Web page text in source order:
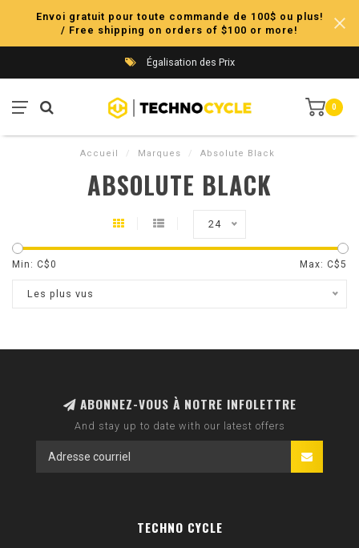
Envoi gratuit pour toute commande de 100$ ou plus!
/ Free shipping on orders of $100 or more!
Égalisation des Prix
0
Accueil / Marques / Absolute Black
ABSOLUTE BLACK
24
Min: C$0 Max: C$5
Les plus vus
ABONNEZ-VOUS À NOTRE INFOLETTRE
And stay up to date with our latest offers
TECHNO CYCLE